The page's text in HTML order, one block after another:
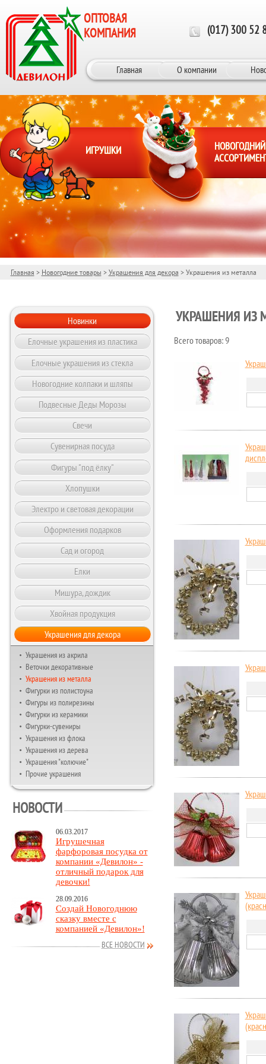
Перейти к основному содержанию
ОПТОВАЯ
КОМПАНИЯ
(017) 300 52
Главная О компании
ИГРУШКИ
НОВОГОДНИЙ
Главная > Новогодние товары > Украшения для декора > Украшения из металла
Новинки
Елочные украшения из пластика
Елочные украшения из стекла
Новогодние колпаки и шляпы
Подвесные Деды Морозы
Свечи
Сувенирная посуда
Фигуры "под ёлку"
Хлопушки
Электро и световая декорации
Оформления подарков
Сад и огород
Елки
Мишура, дождик
Хвойная продукция
Украшения для декора
Украшения из акрила
Веточки декоративные
Украшения из металла
Фигурки из полистоуна
Фигуры из полирезины
Фигурки из керамики
Фигурки-сувениры
Украшения из флока
Украшения из дерева
Украшения "колючие"
Прочие украшения
НОВОСТИ
06.03.2017
Игрушечная
фарфоровая посудка от
компании «Девилон» -
отличный подарок для
девочки!
28.09.2016
Создай Новогоднюю
сказку вместе с
компанией «Девилон»!
ВСЕ НОВОСТИ
УКРАШЕНИЯ ИЗ
Всего товаров: 9